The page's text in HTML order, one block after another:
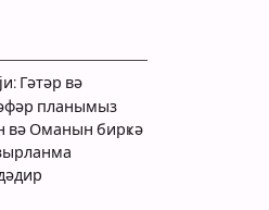
Гәтәр вә
планымыз
вә Оманын бирҝә